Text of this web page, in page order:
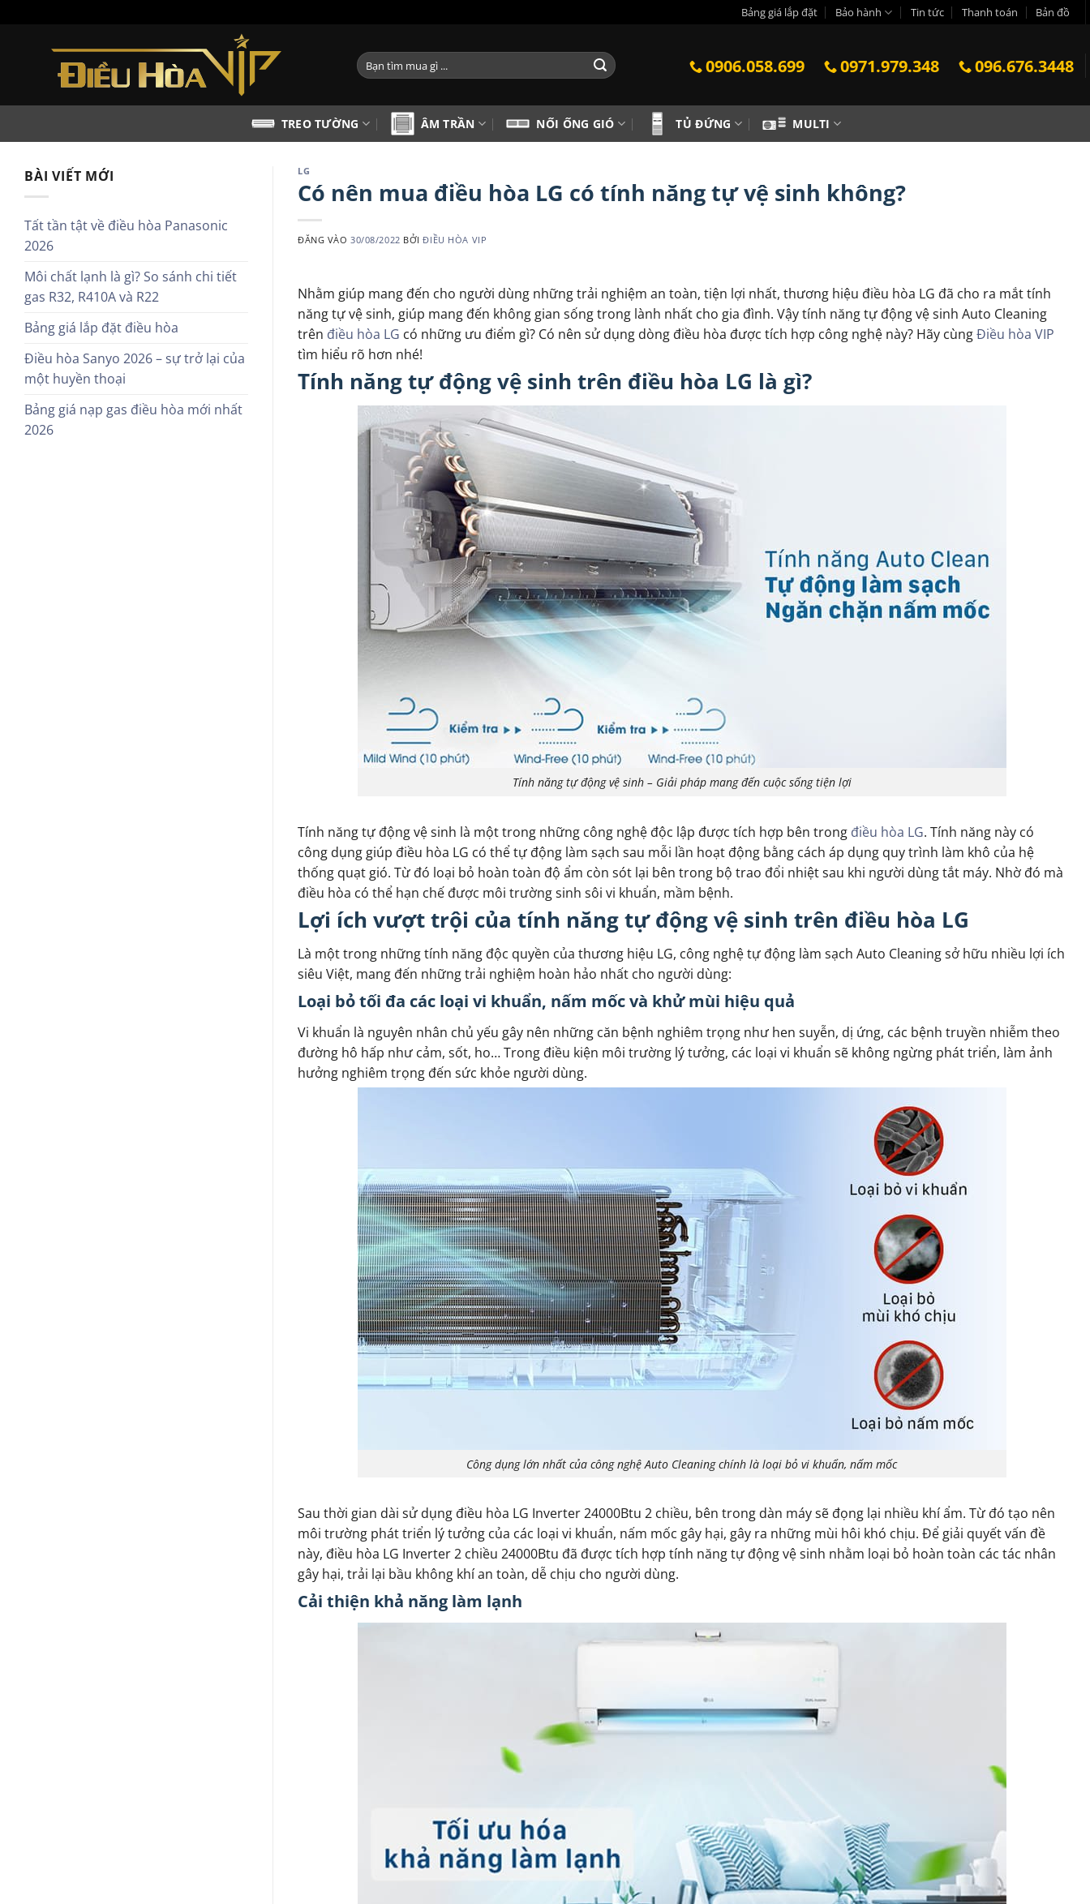
Bảng giá lắp đặt Bảo hành Tin tức Thanh toán Bản đồ
Tìm
kiếm:
0906.058.699 0971.979.348 096.676.3448
TREO TƯỜNG ÂM TRẦN NỐI ỐNG GIÓ TỦ ĐỨNG MULTI
BÀI VIẾT MỚI
Tất tần tật về điều hòa Panasonic
2026
Môi chất lạnh là gì? So sánh chi tiết
gas R32, R410A và R22
Bảng giá lắp đặt điều hòa
Điều hòa Sanyo 2026 – sự trở lại của
một huyền thoại
Bảng giá nạp gas điều hòa mới nhất
2026
LG
Có nên mua điều hòa LG có tính năng tự vệ sinh không?
ĐĂNG VÀO 30/08/2022 BỞIĐIỀU HÒA VIP
Nhằm giúp mang đến cho người dùng những trải nghiệm an toàn, tiện lợi nhất, thương hiệu điều hòa LG đã cho ra mắt tính
năng tự vệ sinh, giúp mang đến không gian sống trong lành nhất cho gia đình. Vậy tính năng tự động vệ sinh Auto Cleaning
trên điều hòa LG có những ưu điểm gì? Có nên sử dụng dòng điều hòa được tích hợp công nghệ này? Hãy cùngĐiều hòa VIP
tìm hiểu rõ hơn nhé!
Tính năng tự động vệ sinh trên điều hòa LG là gì?
Tính năng tự động vệ sinh – Giải pháp mang đến cuộc sống tiện lợi
Tính năng tự động vệ sinh là một trong những công nghệ độc lập được tích hợp bên trong điều hòa LG. Tính năng này có
công dụng giúp điều hòa LG có thể tự động làm sạch sau mỗi lần hoạt động bằng cách áp dụng quy trình làm khô của hệ
thống quạt gió. Từ đó loại bỏ hoàn toàn độ ẩm còn sót lại bên trong bộ trao đổi nhiệt sau khi người dùng tắt máy. Nhờ đó mà
điều hòa có thể hạn chế được môi trường sinh sôi vi khuẩn, mầm bệnh.
Lợi ích vượt trội của tính năng tự động vệ sinh trên điều hòa LG
Là một trong những tính năng độc quyền của thương hiệu LG, công nghệ tự động làm sạch Auto Cleaning sở hữu nhiều lợi ích
siêu Việt, mang đến những trải nghiệm hoàn hảo nhất cho người dùng:
Loại bỏ tối đa các loại vi khuẩn, nấm mốc và khử mùi hiệu quả
Vi khuẩn là nguyên nhân chủ yếu gây nên những căn bệnh nghiêm trọng như hen suyễn, dị ứng, các bệnh truyền nhiễm theo
đường hô hấp như cảm, sốt, ho… Trong điều kiện môi trường lý tưởng, các loại vi khuẩn sẽ không ngừng phát triển, làm ảnh
hưởng nghiêm trọng đến sức khỏe người dùng.
Công dụng lớn nhất của công nghệ Auto Cleaning chính là loại bỏ vi khuẩn, nấm mốc
Sau thời gian dài sử dụng điều hòa LG Inverter 24000Btu 2 chiều, bên trong dàn máy sẽ đọng lại nhiều khí ẩm. Từ đó tạo nên
môi trường phát triển lý tưởng của các loại vi khuẩn, nấm mốc gây hại, gây ra những mùi hôi khó chịu. Để giải quyết vấn đề
này, điều hòa LG Inverter 2 chiều 24000Btu đã được tích hợp tính năng tự động vệ sinh nhằm loại bỏ hoàn toàn các tác nhân
gây hại, trải lại bầu không khí an toàn, dễ chịu cho người dùng.
Cải thiện khả năng làm lạnh